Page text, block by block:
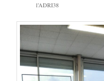
l’ADRI38